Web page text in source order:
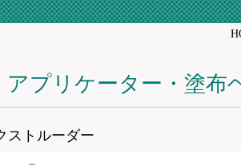
アプリケーター・塗布
ストルーダー